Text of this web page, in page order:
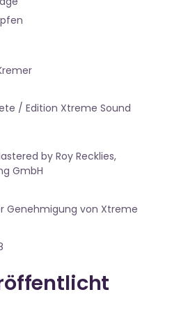
/ Edition Xtreme Sound
by Roy Recklies,
GmbH
Genehmigung von Xtreme